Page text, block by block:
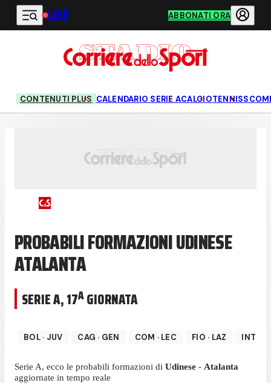
Vai al contenuto principale
LIVE ABBONATI ORA
CONTENUTI PLUS CALENDARIO SERIE ACALCIOTENNIS
PROBABILI FORMAZIONI UDINESE
ATALANTA
SERIE A,17AGIORNATA
BOL· JUV CAG · GEN COM · LEC FIO · LAZ INT
Serie A, ecco le probabili formazioni di Udinese - Atalanta
aggiornate in tempo reale